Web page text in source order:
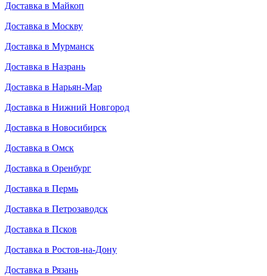
Доставка в Майкоп
Доставка в Москву
Доставка в Мурманск
Доставка в Назрань
Доставка в Нарьян-Мар
Доставка в Нижний Новгород
Доставка в Новосибирск
Доставка в Омск
Доставка в Оренбург
Доставка в Пермь
Доставка в Петрозаводск
Доставка в Псков
Доставка в Ростов-на-Дону
Доставка в Рязань